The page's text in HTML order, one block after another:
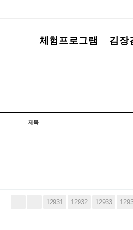
체험프로그램 김장
제목
12931 12932 12933
다음 맨끝